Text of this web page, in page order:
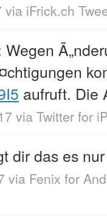
via iFrick.ch
Wegen
aufruft. Die
via Twitter for
dir das es
via Fenix for